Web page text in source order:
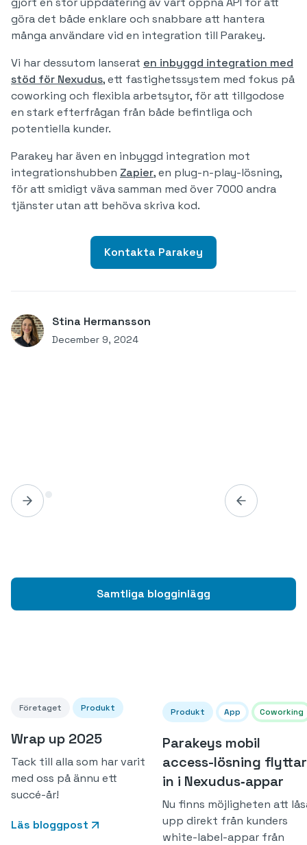
göra det både enklare och snabbare att hantera
många användare vid en integration till Parakey.
Vi har dessutom lanserat en inbyggd integration med
stöd för Nexudus, ett fastighetssystem med fokus på
coworking och flexibla arbetsytor, för att tillgodose
en stark efterfrågan från både befintliga och
potentiella kunder.
Parakey har även en inbyggd integration mot
integrationshubben Zapier, en plug-n-play-lösning,
för att smidigt väva samman med över 7000 andra
tjänster utan att behöva skriva kod.
Kontakta Parakey
Stina Hermansson
December 9, 2024
Samtliga blogginlägg
Företaget Produkt
Wrap up 2025
Tack till alla som har varit
med oss på ännu ett
succé-år!
Läs bloggpost
Produkt App Coworking
Parakeys mobil
access-lösning flyttar
in i Nexudus‑appar
Nu finns möjligheten att
upp direkt från kunders
white-label-appar från